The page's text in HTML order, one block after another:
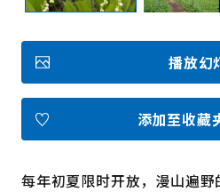
图库影集
旅游手册
关于我们
链接
每年初夏限时开放，漫山遍野
播放幻
添加至收藏